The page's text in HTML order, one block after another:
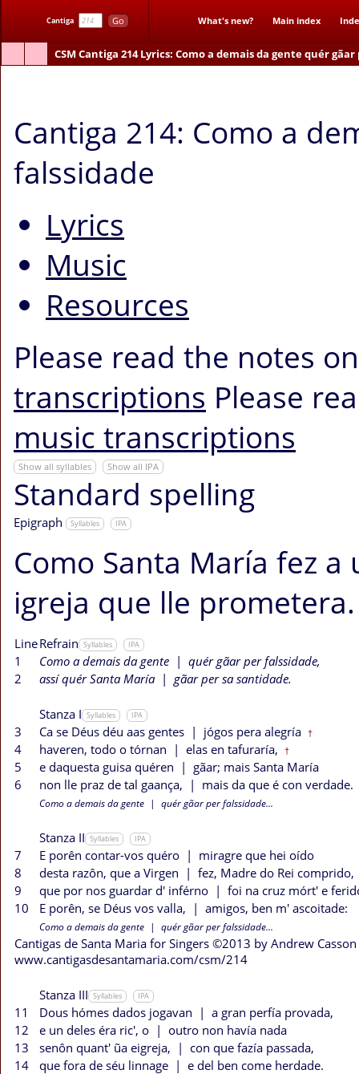
Cantiga Go What's new? Main index
CSMCantiga 214Lyrics: Como a demais da gente quér
Cantiga 214: Como a
falssidade
Lyrics
Music
Resources
Please read the notes
transcriptions Please
music transcriptions
Show all syllables Show all IPA
Standard spelling
Epigraph Syllables IPA
Como Santa María fez
igreja que lle prometera.
LineRefrain Syllables IPA
1 Como a demais da gente | quér gãar per falssidade,
2
assí quér Santa María | gãar per sa santidade.
Stanza I Syllables IPA
3 Ca se Déus déu aas gentes | jógos pera alegría †
4 haveren, todo o tórnan | elas en tafuraría, †
5 e daquesta guisa quéren | gãar; mais Santa María
6
non lle praz de tal gaança, | mais da que é con verdade.
Como a demais da gente | quér gãar per falssidade...
Stanza II Syllables IPA
7 E porên contar-vos quéro | miragre que hei oído
8
desta razôn, que a Virgen | fez, Madre do Rei comprido,
9
que por nos guardar d' inférno | foi na cruz mórt' e
10
E porên, se Déus vos valla, | amigos, ben m' ascoitade:
Como a demais da gente | quér gãar per falssidade...
Cantigas de Santa Maria for Singers ©2013 by Andrew Casson
www.cantigasdesantamaria.com/csm/214
Stanza III Syllables IPA
11 Dous hómes dados jogavan | a gran perfía provada,
12
e un deles éra ric', o | outro non havía nada
13
senôn quant' ũa eigreja, | con que fazía passada,
14
que fora de séu linnage | e del ben come herdade.